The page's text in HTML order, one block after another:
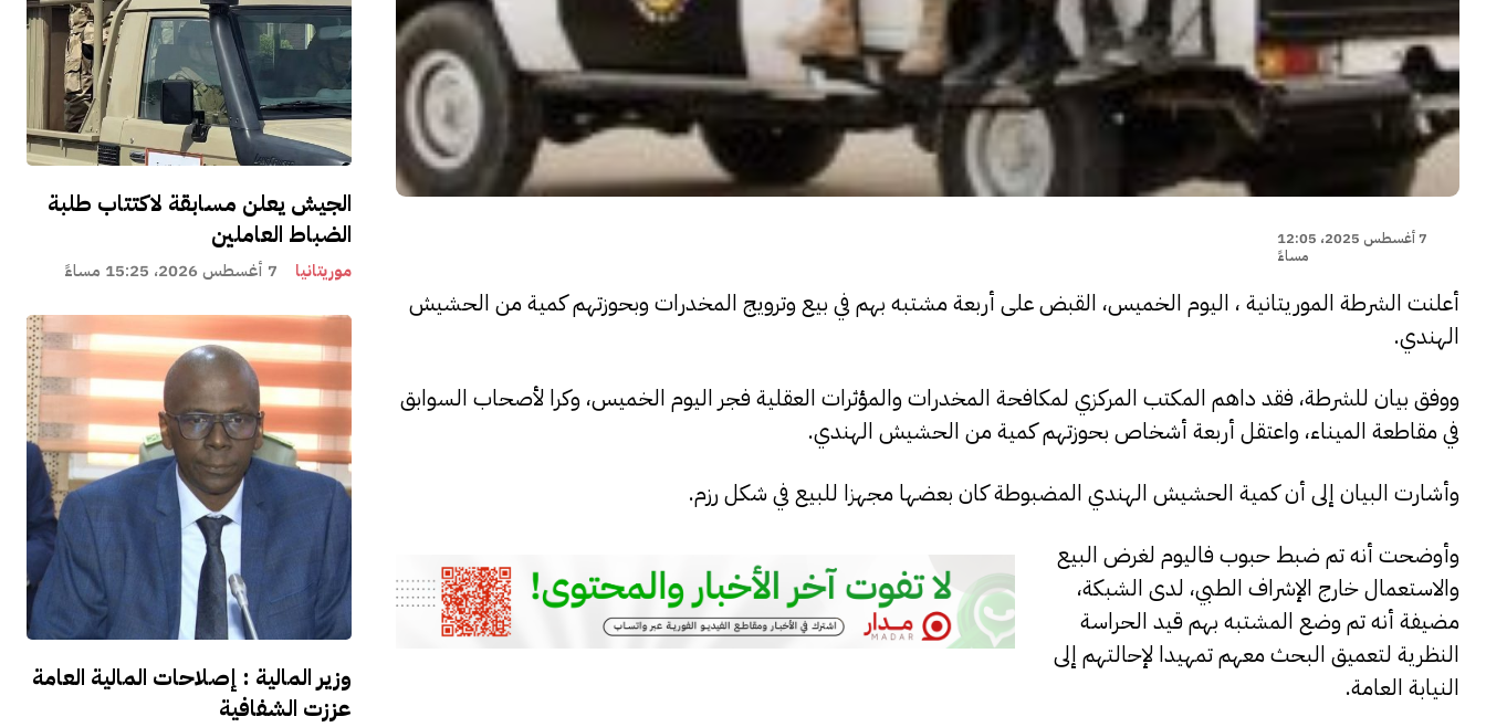
الجيش يعلن مسابقة لاكتتاب طلبة
الضباط العاملين
موريتانيا 7 أغسطس 2026، 15:25 مساءً
وزير المالية : إصلاحات المالية العامة
عززت الشفافية
7 أغسطس 2025، 12:05
مساءً
أعلنت الشرطة الموريتانية ، اليوم الخميس، القبض على أربعة مشتبه بهم في بيع وترويج المخدرات وبحوزتهم كمية من الحشيش
الهندي.
ووفق بيان للشرطة، فقد داهم المكتب المركزي لمكافحة المخدرات والمؤثرات العقلية فجر اليوم الخميس، وكرا لأصحاب السوابق
في مقاطعة الميناء، واعتقل أربعة أشخاص بحوزتهم كمية من الحشيش الهندي.
وأشارت البيان إلى أن كمية الحشيش الهندي المضبوطة كان بعضها مجهزا للبيع في شكل رزم.
وأوضحت أنه تم ضبط حبوب فاليوم لغرض البيع
والاستعمال خارج الإشراف الطبي، لدى الشبكة،
مضيفة أنه تم وضع المشتبه بهم قيد الحراسة
النظرية لتعميق البحث معهم تمهيدا لإحالتهم إلى
النيابة العامة.